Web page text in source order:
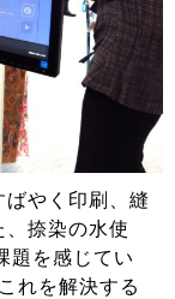
やく印刷、縫
捺染の水使
題を感じてい
れを解決する